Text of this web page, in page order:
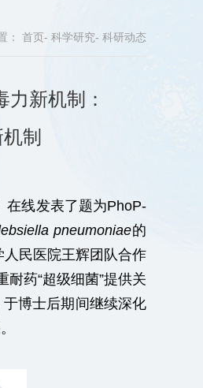
： 首页- 科学研究- 科研动态
新机制：
制
在线发表了题为PhoP-
pneumoniae的
民医院王辉团队合作
耐药“超级细菌”提供关
博士后期间继续深化